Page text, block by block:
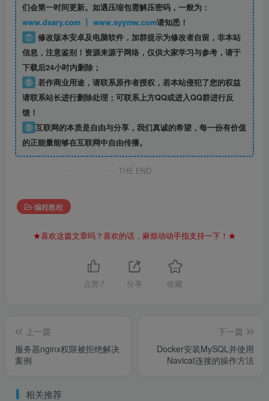
们会第一时间更新。如遇压缩包需解压密码，一般为：
www.dsary.com 丨 www.syymw.com请知悉！
⑦ 修改版本安卓及电脑软件，加群提示为修改者自留， 非本站
信息，注意鉴别！资源来源于网络，仅供大家学习与参考，请于
下载后24小时内删除；
⑧ 若作商业用途，请联系原作者授权，若本站侵犯了您的权益
请联系站长进行删除处理；可联系上方QQ或进入QQ群进行反
馈！
⑨ 互联网的本质是自由与分享，我们真诚的希望，每一份有价值
的正能量能够在互联网中自由传播。
THE END
编程教程
★喜欢这篇文章吗？喜欢的话，麻烦动动手指支持一下！★
点赞 7 分享 收藏
上一篇
服务器nginx权限被拒绝解决
案例
下一篇
Docker安装MySQL并使用
Navicat连接的操作方法
相关推荐